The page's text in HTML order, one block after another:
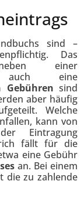
sind –
Das
einer
auch eine
Gebühren sind
aber häufig
Welche
kann von
Eintragung
fällt für die
eine Gebühr
an. Bei einem
die zu zahlende